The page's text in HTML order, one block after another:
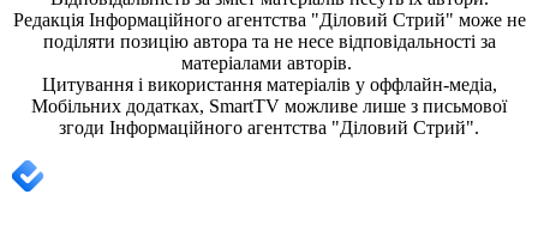
Редакція Інформаційного агентства "Діловий Стрий" може не
поділяти позицію автора та не несе відповідальності за
матеріалами авторів.
Цитування і використання матеріалів у оффлайн-медіа,
Мобільних додатках, SmartTV можливе лише з письмової
згоди Інформаційного агентства "Діловий Стрий".